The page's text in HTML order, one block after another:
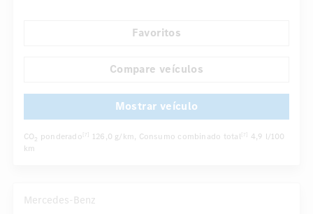
Pacote sport AMG
Favoritos
Compare veículos
Mostrar veículo
CO2 ponderado [7] 126,0 g/km, Consumo combinado total [7]
4,9 l/100
km
Mercedes-Benz